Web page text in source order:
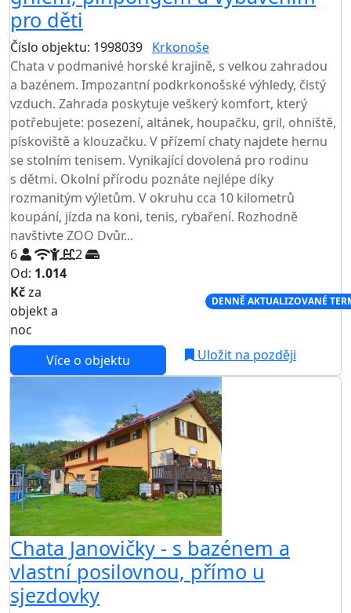
pro děti
Číslo objektu: 1998039 Krkonoše
Chata v podmanivé horské krajině, s velkou zahradou
a bazénem. Impozantní podkrkonošské výhledy, čistý
vzduch. Zahrada poskytuje veškerý komfort, který
potřebujete: posezení, altánek, houpačku, gril, ohniště,
pískoviště a klouzačku. V přízemí chaty najdete hernu
se stolním tenisem. Vynikající dovolená pro rodinu
s dětmi. Okolní přírodu poznáte nejlépe díky
rozmanitým výletům. V okruhu cca 10 kilometrů
koupání, jízda na koni, tenis, rybaření. Rozhodně
navštivte ZOO Dvůr...
6
2
Od: 1.014
Kčza
objekt a
noc
DENNĚ AKTUALIZOVANÉ
Více o objektu Uložit na později
Chata Janovičky - s bazénem a
vlastní posilovnou, přímo u
sjezdovky